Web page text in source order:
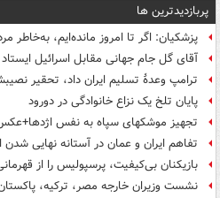
پربازدیدترین ها
پزشکیان: اگر تا امروز مانده‌ایم، به‌خاطر
آقای گل جام جهانی مقابل اسرائیل ایستاد
ترامپ وعدۀ تسلیم ایران داد، تحقیر
پایان تلخ یک نزاع خانوادگی در دورود
تجهیز موشکهای سپاه به نفس
تفاهم ایران و عمان در آستانه نهایی
بازیکنان بی‌کیفیت، پرسپولیس را از
نشست وزیران خارجه مصر، ترکیه،